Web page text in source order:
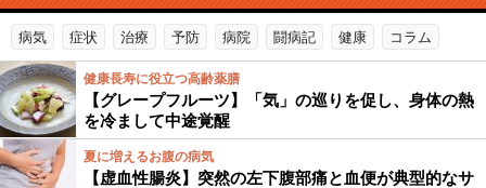
病気 症状 治療 予防 病院 闘病記 健康 コラム
健康長寿に役立つ高齢薬膳
【グレープフルーツ】「気」の巡りを促し、身体の熱
を冷まして中途覚醒
夏に増えるお腹の病気
【虚血性腸炎】突然の左下腹部痛と血便が典型的なサ